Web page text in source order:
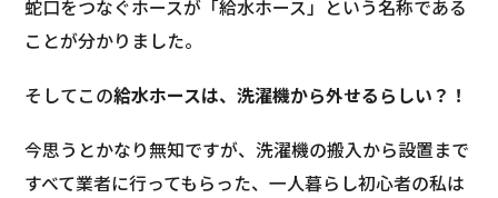
蛇口をつなぐホースが「給水ホース」という名称である
ことが分かりました。
そしてこの給水ホースは、洗濯機から外せるらしい？！
今思うとかなり無知ですが、洗濯機の搬入から設置まで
すべて業者に行ってもらった、一人暮らし初心者の私は